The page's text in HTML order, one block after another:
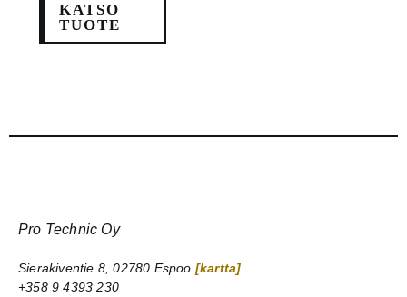
KATSO
TUOTE
Pro Technic Oy
Sierakiventie 8, 02780 Espoo [kartta]
+358 9 4393 230